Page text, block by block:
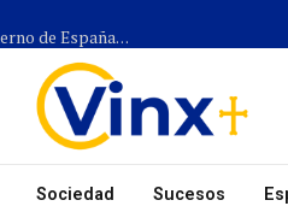
Más de 1.300 efectivos participarán en el dispositivo coordinado entre el Gobierno de España, el Principado de Asturias y los ayuntamientos para el eclipse del 12 de agosto
Sociedad Sucesos